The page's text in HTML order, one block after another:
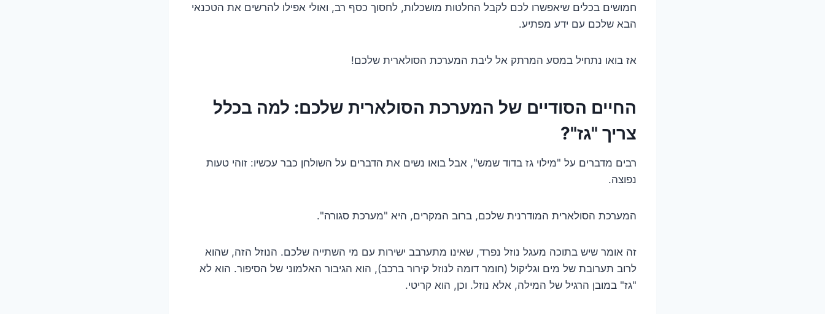
חמושים בכלים שיאפשרו לכם לקבל החלטות מושכלות, לחסוך כסף רב, ואולי אפילו להרשים את הטכנאי
הבא שלכם עם ידע מפתיע.
אז בואו נתחיל במסע המרתק אל ליבת המערכת הסולארית שלכם!
החיים הסודיים של המערכת הסולארית שלכם: למה בכלל
צריך "גז"?
רבים מדברים על "מילוי גז בדוד שמש", אבל בואו נשים את הדברים על השולחן כבר עכשיו: זוהי טעות
נפוצה.
המערכת הסולארית המודרנית שלכם, ברוב המקרים, היא "מערכת סגורה".
זה אומר שיש בתוכה מעגל נוזל נפרד, שאינו מתערבב ישירות עם מי השתייה שלכם. הנוזל הזה, שהוא
לרוב תערובת של מים וגליקול (חומר דומה לנוזל קירור ברכב), הוא הגיבור האלמוני של הסיפור. הוא לא
"גז" במובן הרגיל של המילה, אלא נוזל. וכן, הוא קריטי.